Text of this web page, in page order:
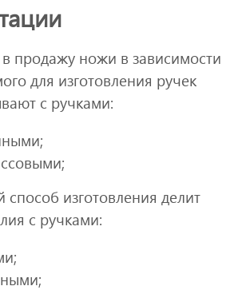
продажу ножи в зависимости
для изготовления ручек
с ручками:
изготовления делит
с ручками: